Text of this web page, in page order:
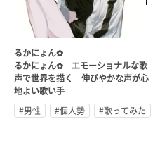
るかにょん✿
るかにょん✿ エモーショナルな歌
声で世界を描く 伸びやかな声が心
地よい歌い手
#男性
#個人勢 #歌ってみた